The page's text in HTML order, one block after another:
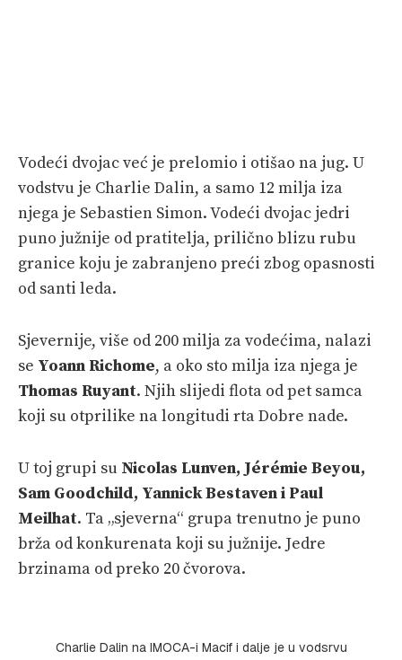
Vodeći dvojac već je prelomio i otišao na jug. U
vodstvu je Charlie Dalin, a samo 12 milja iza
njega je Sebastien Simon. Vodeći dvojac jedri
puno južnije od pratitelja, prilično blizu rubu
granice koju je zabranjeno preći zbog opasnosti
od santi leda.
Sjevernije, više od 200 milja za vodećima, nalazi
se Yoann Richome, a oko sto milja iza njega je
Thomas Ruyant. Njih slijedi flota od pet samca
koji su otprilike na longitudi rta Dobre nade.
U toj grupi su Nicolas Lunven, Jérémie Beyou,
Sam Goodchild, Yannick Bestaven i Paul
Meilhat. Ta „sjeverna“ grupa trenutno je puno
brža od konkurenata koji su južnije. Jedre
brzinama od preko 20 čvorova.
Charlie Dalin na IMOCA-i Macif i dalje je u vodsrvu